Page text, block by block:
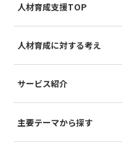
人材育成支援TOP
人材育成に対する考え
サービス紹介
主要テーマから探す